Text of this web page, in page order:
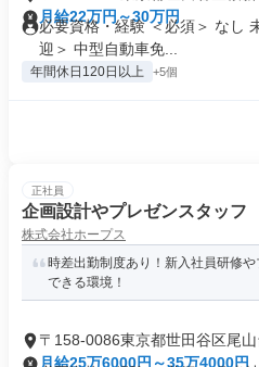
月給22万円～30万円
必要資格・経験 ＜必須＞ なし
迎＞ 中型自動車免...
年間休日120日以上 +5個
正社員
企画設計やプレゼンスタッフ
株式会社ホープス
時差出勤制度あり！新入社員研修
できる環境！
〒158-0086東京都世田谷区尾山
月給25万6000円～35万4000円